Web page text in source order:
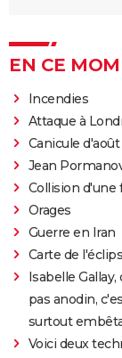
EN CE
Incendies
Attaque à
Canicule d'août
Jean
Collision d'une
Orages
Guerre en Iran
Carte de
Isabelle
pas anodin,
surtout
Voici deux